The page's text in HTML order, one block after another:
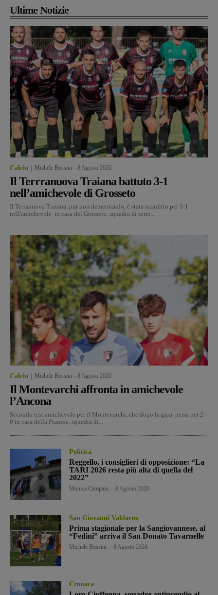
Ultime Notizie
Calcio Michele Bossini 8 Agosto 2026
Il Terrranuova Traiana battuto 3-1
nell’amichevole di Grosseto
Il Terranuova Traiana, pur non demeritando, è stata sconfitto per 3-1
nell'amichevole in casa del Grosseto, squadra di serie...
Calcio Michele Bossini 8 Agosto 2026
Il Montevarchi affronta in amichevole
l’Ancona
Secondo test amichevole per il Montevarchi, che dopo la gara persa per 2-
0 in casa della Pianese, squadra di...
Politica
Reggello, i consiglieri di opposizione: “La
TARI 2026 resta più alta di quella del
2022”
Monica Campani 8 Agosto 2026
San Giovanni Valdarno
Prima stagionale per la Sangiovannese, al
“Fedini” arriva il San Donato Tavarnelle
Michele Bossini 8 Agosto 2026
Cronaca